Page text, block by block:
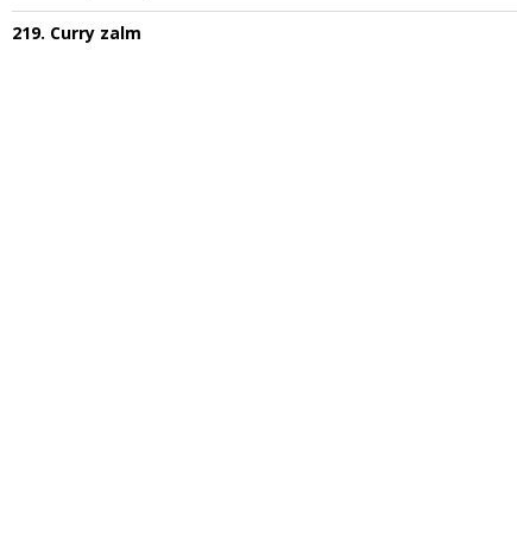
219. Curry zalm